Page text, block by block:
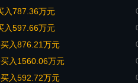
入787.36万元
入597.66万元
入876.21万元
入1560.06万元
入592.72万元